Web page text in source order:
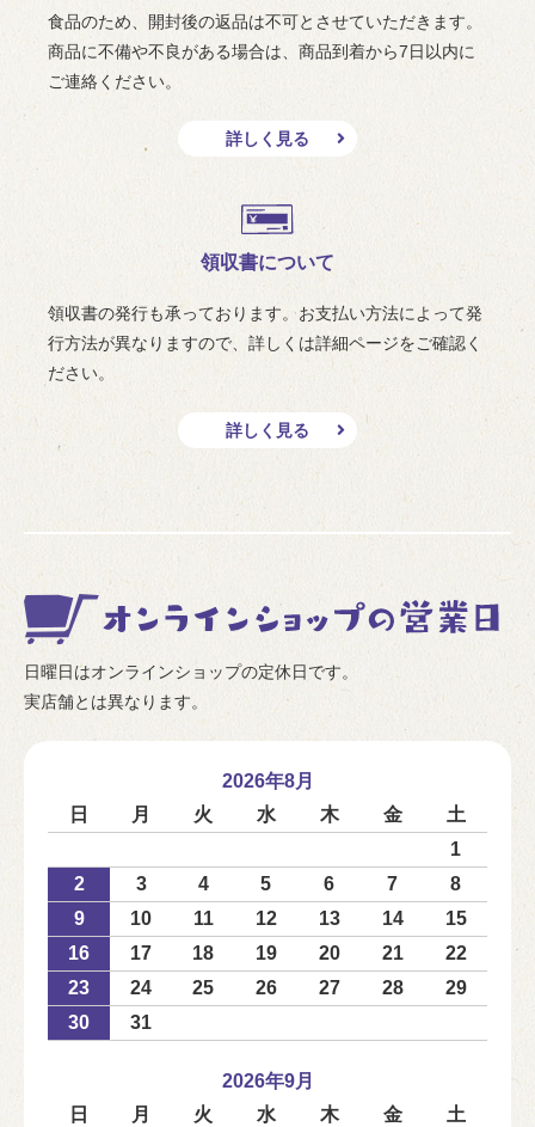
食品のため、開封後の返品は不可とさせていただきます。
商品に不備や不良がある場合は、商品到着から7日以内に
ご連絡ください。
詳しく見る
領収書について
領収書の発行も承っております。お支払い方法によって発
行方法が異なりますので、詳しくは詳細ページをご確認く
ださい。
詳しく見る
日曜日はオンラインショップの定休日です。
実店舗とは異なります。
2026年8月
日
月 火 水 木 金
土
1
2
3 4 5 6 7
8
9
10 11 12 13 14
15
16
17 18 19 20 21
22
23
24 25 26 27 28
29
30
31
2026年9月
日
月 火 水 木 金
土